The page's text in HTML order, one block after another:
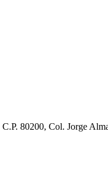
80200, Col. Jorge